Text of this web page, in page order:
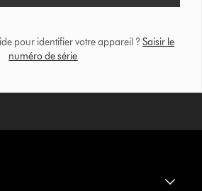
pour identifier votre appareil ? Saisir le
numéro de série